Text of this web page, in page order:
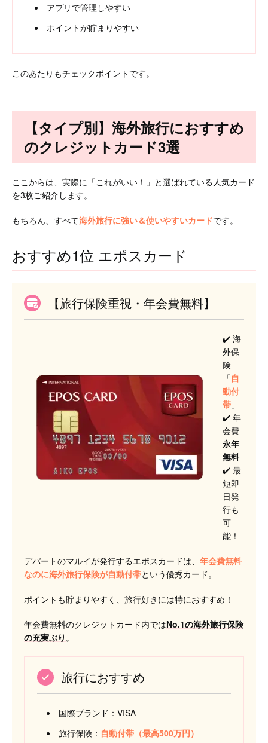
アプリで管理しやすい
ポイントが貯まりやすい
このあたりもチェックポイントです。
【タイプ別】海外旅行におすすめ
のクレジットカード3選
ここからは、実際に「これがいい！」と選ばれている人気カード
を3枚ご紹介します。
もちろん、すべて海外旅行に強い＆使いやすいカードです。
おすすめ1位 エポスカード
【旅行保険重視・年会費無料】
✔️ 海
外保
険
「自
動付
帯 」
✔️ 年
会費
永年
無料
✔️ 最
短即
日発
行も
可
能！
デパートのマルイが発行するエポスカードは、 年会費無料
なのに海外旅行保険が自動付帯という優秀カード。
ポイントも貯まりやすく、旅行好きには特におすすめ！
年会費無料のクレジットカード内ではNo.1の海外旅行保険
の充実ぶり 。
旅行におすすめ
国際ブランド：VISA
旅行保険： 自動付帯（最高500万円）